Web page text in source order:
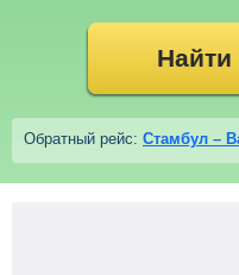
Обратный рейс: Стамбул –